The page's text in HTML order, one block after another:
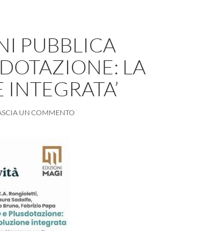
PUBBLICA
LA
UN COMMENTO